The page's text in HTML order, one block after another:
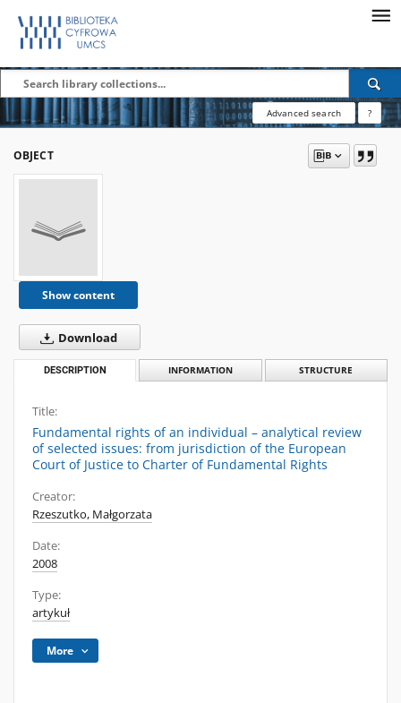
Advanced search ?
OBJECT
Show content
Download
DESCRIPTION INFORMATION STRUCTURE
Title:
Fundamental rights of an individual – analytical review
of selected issues: from jurisdiction of the European
Court of Justice to Charter of Fundamental Rights
Creator:
Rzeszutko, Małgorzata
Date:
2008
Type:
artykuł
More